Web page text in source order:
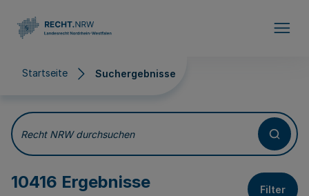
Startseite Suchergebnisse
Suchergebnisse
Recht NRW durchsuchen
10416 Ergebnisse Filter